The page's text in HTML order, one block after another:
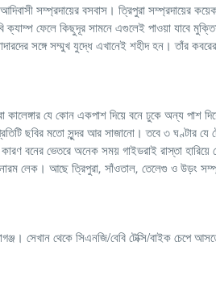
আদিবাসী সম্প্রদায়ের বসবাস। ত্রিপুরা সম্প্রদায়ের
ক্যাম্প ফেলে কিছুদূর সামনে এগুলেই পাওয়া যাবে
সঙ্গে সম্মুখ যুদ্ধে এখানেই শহীদ হন। তাঁর
যে কোন একপাশ দিয়ে বনে ঢুকে অন্য পাশ
ছবির মতো সুন্দর আর সাজানো। তবে ৩ ঘণ্টার যে
বনের ভেতরে অনেক সময় গাইডরাই রাস্তা
লেক। আছে ত্রিপুরা, সাঁওতাল, তেলেগু ও উড়ং
সেখান থেকে সিএনজি/বেবি টেক্সি/বাইক চেপে